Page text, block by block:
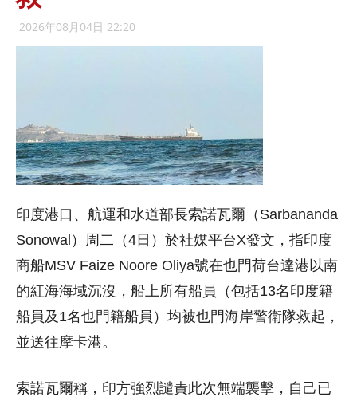
2026年08月04日 22:20
印度港口、航運和水道部長索諾瓦爾（Sarbananda
Sonowal）周二（4日）於社媒平台X發文，指印度
商船MSV Faize Noore Oliya號在也門荷台達港以南
的紅海海域沉沒，船上所有船員（包括13名印度籍
船員及1名也門籍船員）均被也門海岸警衛隊救起，
並送往摩卡港。
索諾瓦爾稱，印方強烈譴責此次無端襲擊，自己已